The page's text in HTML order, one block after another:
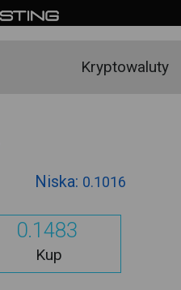
Kryptowaluty
Niska: 0.1016
0.1483
Kup